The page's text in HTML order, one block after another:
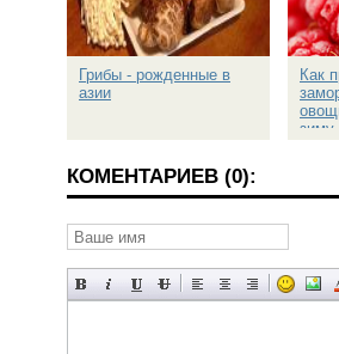
Грибы - рожденные в
азии
Как
зиму
КОМЕНТАРИЕВ (0):